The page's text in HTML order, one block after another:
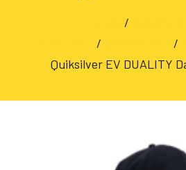
/
/ /
Quiksilver EV DUALITY